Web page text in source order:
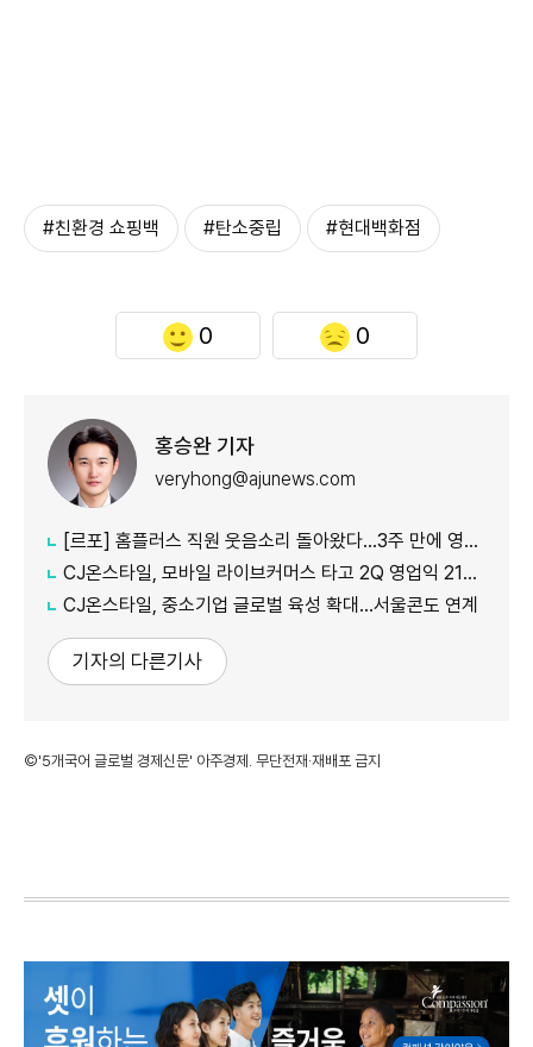
#친환경 쇼핑백 #탄소중립 #현대백화점
0 0
홍승완 기자
veryhong@ajunews.com
[르포] 홈플러스 직원 웃음소리 돌아왔다…3주 만에 영업 재개 채비
CJ온스타일, 모바일 라이브커머스 타고 2Q 영업익 21%↑
CJ온스타일, 중소기업 글로벌 육성 확대…서울콘도 연계
기자의 다른기사
©'5개국어 글로벌 경제신문' 아주경제. 무단전재·재배포 금지